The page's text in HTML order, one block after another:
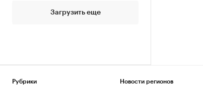
Загрузить еще
Рубрики Новости регионов